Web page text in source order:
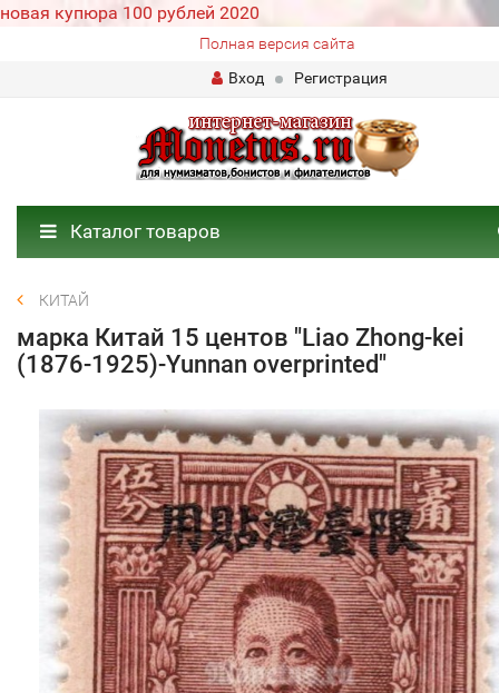
новая купюра 100 рублей 2020
Полная версия сайта
Вход
Регистрация
Каталог товаров
КИТАЙ
марка Китай 15 центов "Liao Zhong-kei
(1876-1925)-Yunnan overprinted"